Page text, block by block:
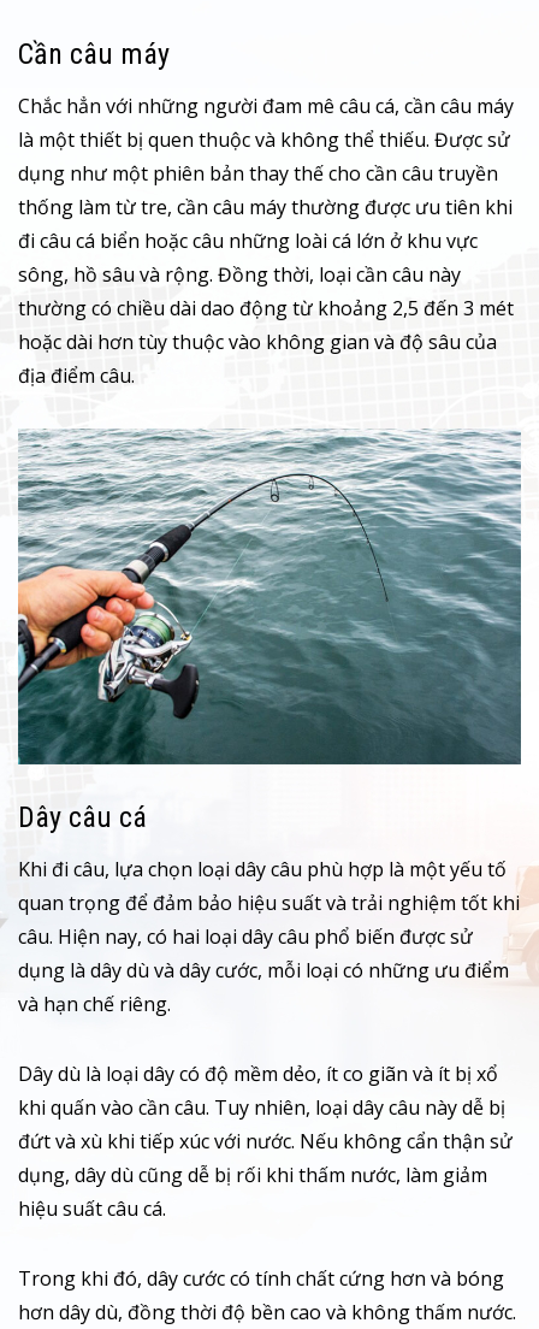
Cần câu máy
Chắc hẳn với những người đam mê câu cá, cần câu máy
là một thiết bị quen thuộc và không thể thiếu. Được sử
dụng như một phiên bản thay thế cho cần câu truyền
thống làm từ tre, cần câu máy thường được ưu tiên khi
đi câu cá biển hoặc câu những loài cá lớn ở khu vực
sông, hồ sâu và rộng. Đồng thời, loại cần câu này
thường có chiều dài dao động từ khoảng 2,5 đến 3 mét
hoặc dài hơn tùy thuộc vào không gian và độ sâu của
địa điểm câu.
Dây câu cá
Khi đi câu, lựa chọn loại dây câu phù hợp là một yếu tố
quan trọng để đảm bảo hiệu suất và trải nghiệm tốt khi
câu. Hiện nay, có hai loại dây câu phổ biến được sử
dụng là dây dù và dây cước, mỗi loại có những ưu điểm
và hạn chế riêng.
Dây dù là loại dây có độ mềm dẻo, ít co giãn và ít bị xổ
khi quấn vào cần câu. Tuy nhiên, loại dây câu này dễ bị
đứt và xù khi tiếp xúc với nước. Nếu không cẩn thận sử
dụng, dây dù cũng dễ bị rối khi thấm nước, làm giảm
hiệu suất câu cá.
Trong khi đó, dây cước có tính chất cứng hơn và bóng
hơn dây dù, đồng thời độ bền cao và không thấm nước.